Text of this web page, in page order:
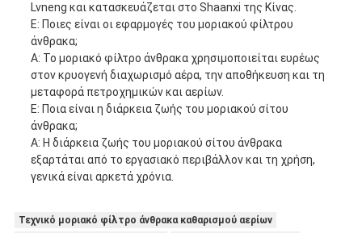
Lvneng και κατασκευάζεται στο Shaanxi της Κίνας.
Ε: Ποιες είναι οι εφαρμογές του μοριακού φίλτρου
άνθρακα;
Α: Το μοριακό φίλτρο άνθρακα χρησιμοποιείται ευρέως
στον κρυογενή διαχωρισμό αέρα, την αποθήκευση και τη
μεταφορά πετροχημικών και αερίων.
Ε: Ποια είναι η διάρκεια ζωής του μοριακού σίτου
άνθρακα;
Α: Η διάρκεια ζωής του μοριακού σίτου άνθρακα
εξαρτάται από το εργασιακό περιβάλλον και τη χρήση,
γενικά είναι αρκετά χρόνια.
Τεχνικό μοριακό φίλτρο άνθρακα καθαρισμού αερίων